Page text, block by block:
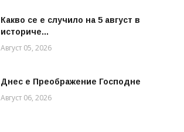
Какво се е случило на 5 август в
историче...
Август 05, 2026
Днес е Преображение Господне
Август 06, 2026